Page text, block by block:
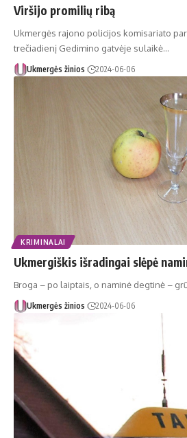
Viršijo promilių ribą
Ukmergės rajono policijos komisariato
trečiadienį Gedimino gatvėje sulaikė…
Ukmergės žinios 2024-06-06
KRIMINALAI
Ukmergiškis išradingai slėpė
Broga – po laiptais, o naminė degtinė –
Ukmergės žinios 2024-06-06